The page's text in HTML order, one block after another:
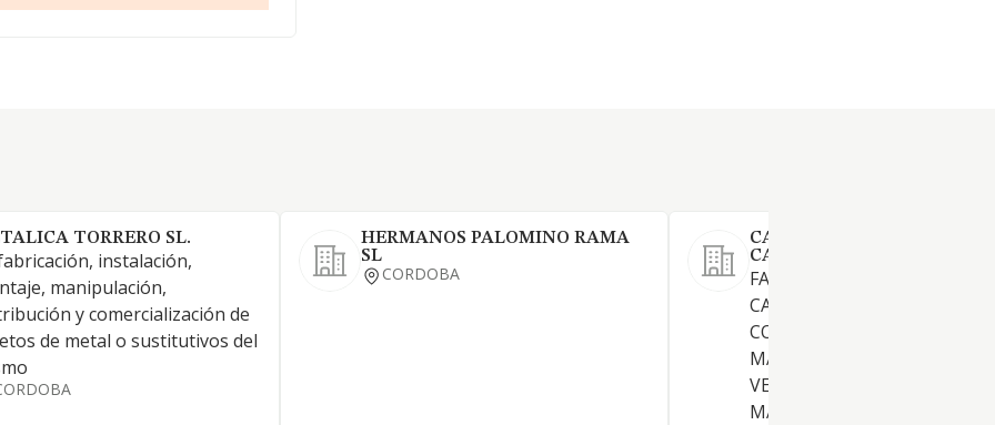
TORRERO SL.
instalación,
manipulación,
y comercialización de
de metal o sustitutivos del
HERMANOS PALOMINO RAMA
SL
CORDOBA
CARPINTERIA METALICA
CABANILLAS SL
FABRICACION DE
CARPINTERIA METALICA
COMO PUERTAS, VENTANAS,
MARCOS PARA PUERTAS Y
VENTANAS, BASTIDORES,
MARQUESINAS, REJAS Y